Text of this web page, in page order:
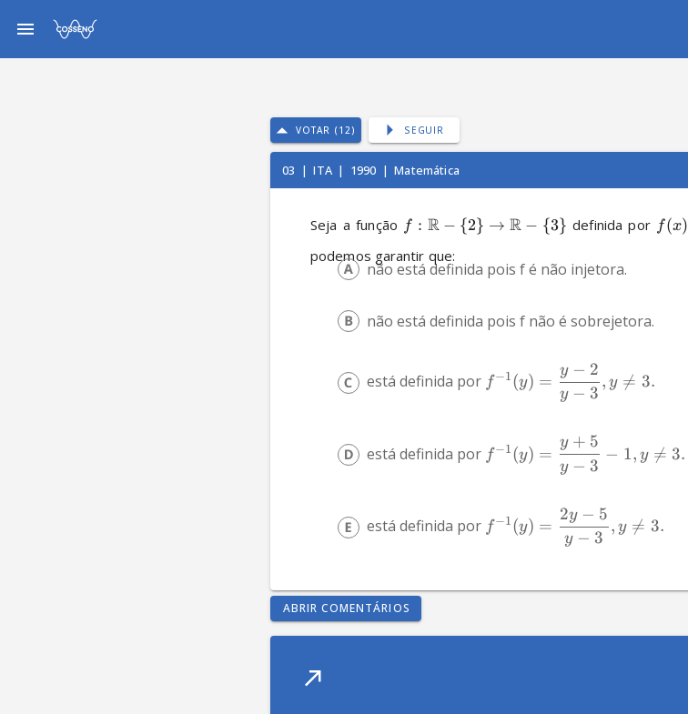
VOTAR (12) SEGUIR
03 | ITA | 1990 | Matemática
Seja a função f : R − {2} → R − {3} definida por f(x)
podemos garantir que:
não está definida pois f é não injetora.
não está definida pois f não é sobrejetora.
está definida por f−1(y) =
y − 3
y − 2
, y 
= 3.
está definida por f−1(y) =
y − 3
y + 5
− 1, y 
= 3.
está definida por f−1(y) =
y − 3
2y − 5
, y 
= 3.
ABRIR COMENTÁRIOS